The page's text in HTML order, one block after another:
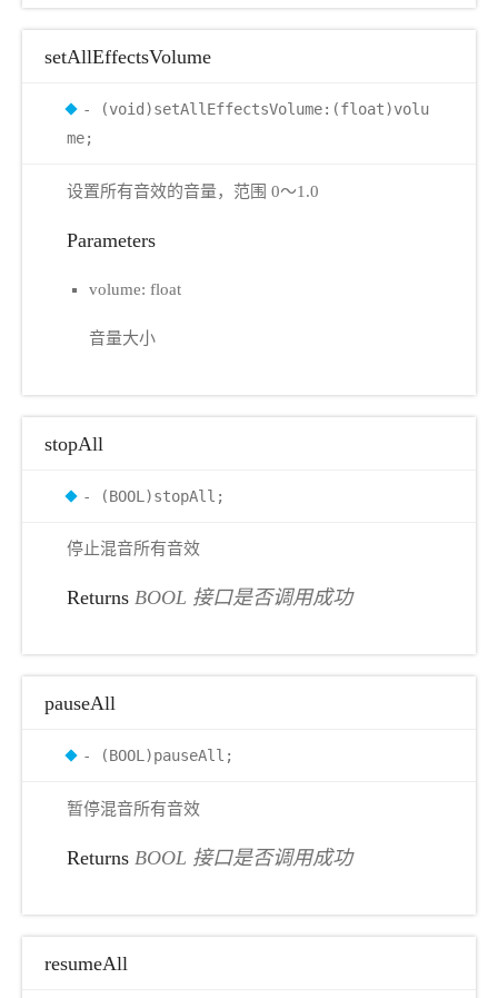
setAllEffectsVolume
- (void)setAllEffectsVolume:(float)volu
me;
设置所有音效的音量，范围 0～1.0
Parameters
volume: float
音量大小
stopAll
- (BOOL)stopAll;
停止混音所有音效
Returns BOOL 接口是否调用成功
pauseAll
- (BOOL)pauseAll;
暂停混音所有音效
Returns BOOL 接口是否调用成功
resumeAll